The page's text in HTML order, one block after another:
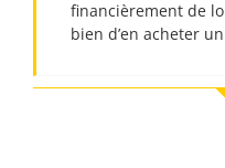
financièrement de
bien d’en acheter